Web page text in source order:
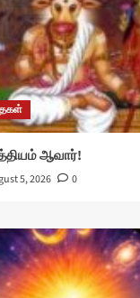
ஆவார்!
5, 2026 0